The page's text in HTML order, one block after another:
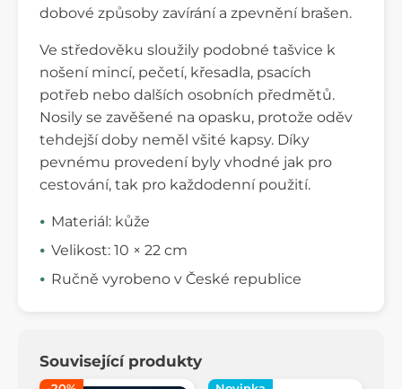
dobové způsoby zavírání a zpevnění brašen.
Ve středověku sloužily podobné tašvice k
nošení mincí, pečetí, křesadla, psacích
potřeb nebo dalších osobních předmětů.
Nosily se zavěšené na opasku, protože oděv
tehdejší doby neměl všité kapsy. Díky
pevnému provedení byly vhodné jak pro
cestování, tak pro každodenní použití.
Materiál: kůže
Velikost: 10 × 22 cm
Ručně vyrobeno v České republice
Související produkty